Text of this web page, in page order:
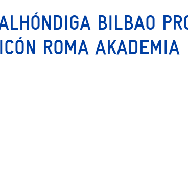
BILBAO
ROMA AKADEMIA